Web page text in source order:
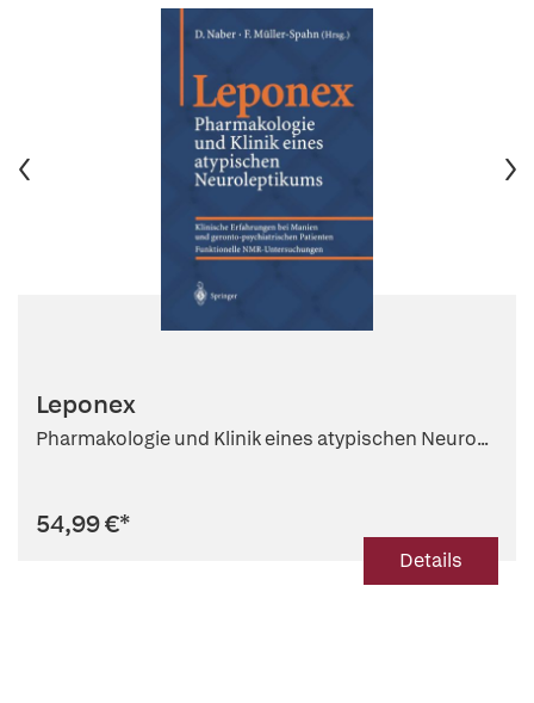
Leponex
Pharmakologie und Klinik eines atypischen Neuro...
54,99 €*
Details